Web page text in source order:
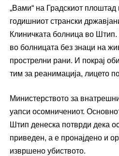
„Вами“ на Градскиот
годишниот странски
Клиничката болница во
во болницата без знаци на
прострелни рани. И покрај
тим за реанимација, лицето
Министерството за
уапси осомничениот.
Штип денеска потврди дека
приведен, а е пронајдено и
извршено убиството.